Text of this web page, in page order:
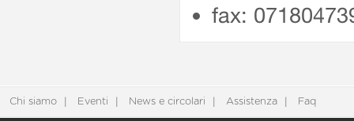
fax:
Chi siamo Eventi News e circolari Assistenza Faq